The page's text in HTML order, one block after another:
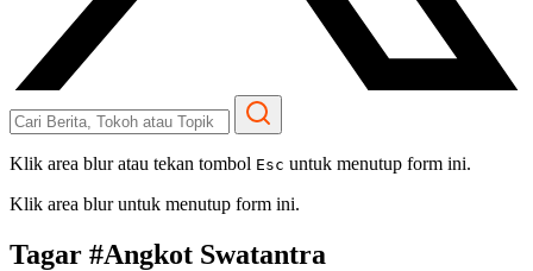
Klik area blur atau tekan tombol Esc untuk menutup form ini.
Klik area blur untuk menutup form ini.
Tagar #Angkot Swatantra